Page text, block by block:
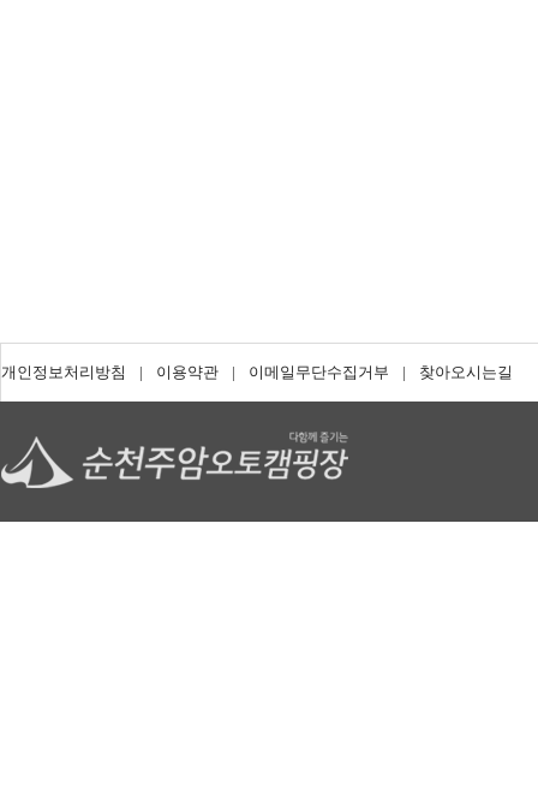
개인정보처리방침 | 이용약관 | 이메일무단수집거부 | 찾아오시는길